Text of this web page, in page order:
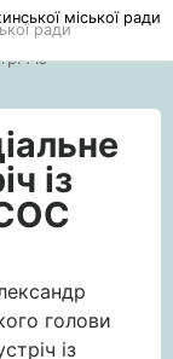
ради
із
із
голови
із